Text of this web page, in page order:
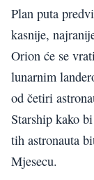
Plan puta
kasnije,
Orion će se
lunarnim
od četiri
Starship kako
tih astronauta
Mjesecu.